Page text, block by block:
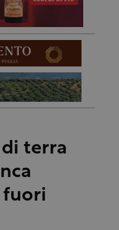
di terra
fuori